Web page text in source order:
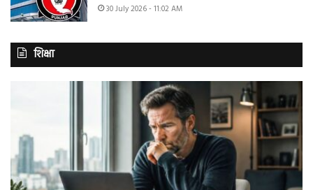
30 July 2026 - 11:02 AM
शिक्षा